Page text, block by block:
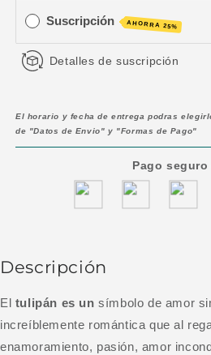
Suscripción AHORRA 25%
Detalles de suscripción
El horario y fecha de entrega podras
de "Datos de Envio" y "Formas de Pago"
Pago seguro
Descripción
El tulipán es un símbolo de amor
increíblemente romántica que al
enamoramiento, pasión, amor